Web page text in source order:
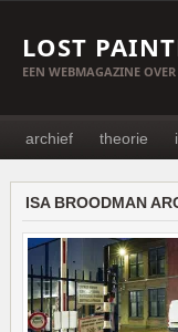
LOST
EEN WEBMAGAZINE
archief theorie
ISA BROODMAN